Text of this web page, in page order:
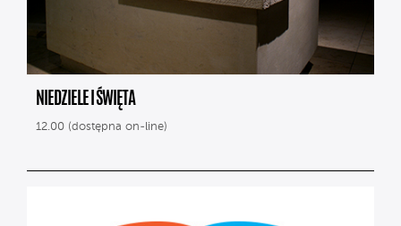
NIEDZIELE I ŚWIĘTA
12.00 (dostępna on-line)